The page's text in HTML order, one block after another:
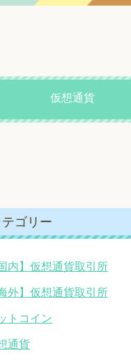
仮想通貨
テゴリー
内】仮想通貨取引所
外】仮想通貨取引所
トコイン
通貨